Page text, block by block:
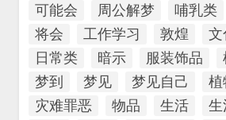
可能会
周公解梦 哺乳类
将会
工作学习 敦煌
文
日常类
暗示 服装饰品
梦到
梦见 梦见自己 植
灾难罪恶
物品 生活 生